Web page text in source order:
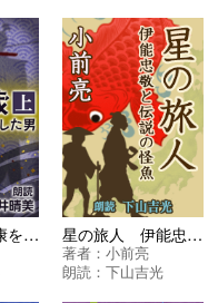
服部半蔵 家康を天下人にした男＜上＞ 星の旅人 伊能忠敬と伝説の怪魚
著者：小前亮
朗読：下山吉光